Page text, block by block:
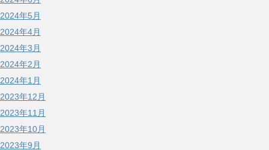
2024年5月
2024年4月
2024年3月
2024年2月
2024年1月
2023年12月
2023年11月
2023年10月
2023年9月